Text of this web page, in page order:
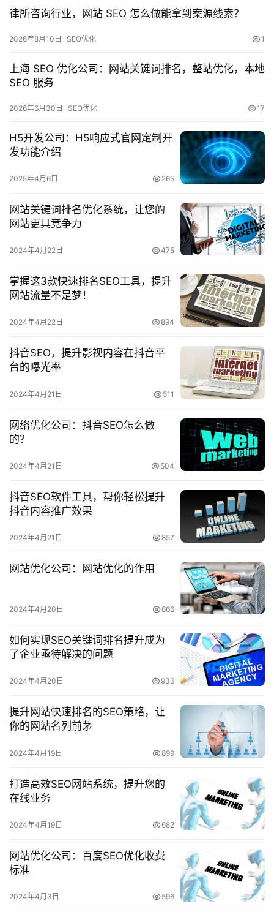
网
营
营
销
推
V
/
I
/
X
计
技
分
享
G
o
b
l
e
r
i
e
见
问
系
我
律所咨询行业，网站 SEO 怎么做能拿到案源线索？
2026年8月10日 SEO优化 1
上海 SEO 优化公司：网站关键词排名，整站优化，本地
SEO 服务
2026年6月30日 SEO优化 17
H5开发公司：H5响应式官网定制开
发功能介绍
2025年4月6日 265
网站关键词排名优化系统，让您的
网站更具竞争力
2024年4月22日 475
掌握这3款快速排名SEO工具，提升
网站流量不是梦！
2024年4月22日 894
抖音SEO，提升影视内容在抖音平
台的曝光率
2024年4月21日 511
网络优化公司：抖音SEO怎么做
的？
2024年4月21日 504
抖音SEO软件工具，帮你轻松提升
抖音内容推广效果
2024年4月21日 857
网站优化公司：网站优化的作用
2024年4月20日 866
如何实现SEO关键词排名提升成为
了企业亟待解决的问题
2024年4月20日 936
提升网站快速排名的SEO策略，让
你的网站名列前茅
2024年4月19日 899
打造高效SEO网站系统，提升您的
在线业务
2024年4月19日 682
网站优化公司：百度SEO优化收费
标准
2024年4月3日 596